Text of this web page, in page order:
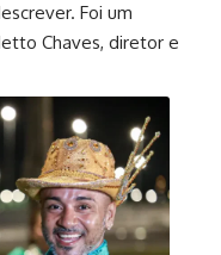
Foi um
Chaves, diretor e